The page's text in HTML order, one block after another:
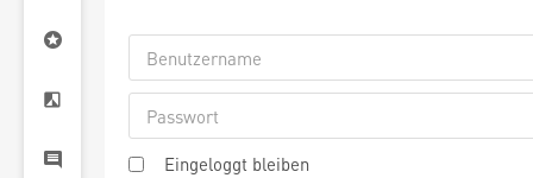
Eingeloggt bleiben